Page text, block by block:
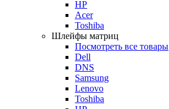
HP
Acer
Toshiba
Шлейфы матриц
Посмотреть все товары
Dell
DNS
Samsung
Lenovo
Toshiba